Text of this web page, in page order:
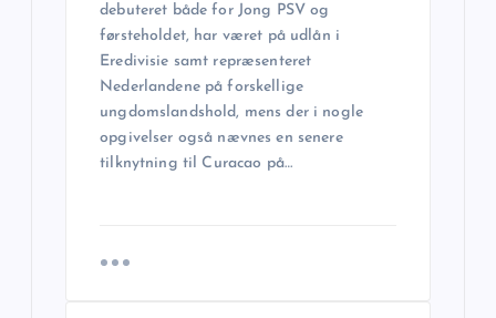
debuteret både for Jong PSV og
førsteholdet, har været på udlån i
Eredivisie samt repræsenteret
Nederlandene på forskellige
ungdomslandshold, mens der i nogle
opgivelser også nævnes en senere
tilknytning til Curacao på…